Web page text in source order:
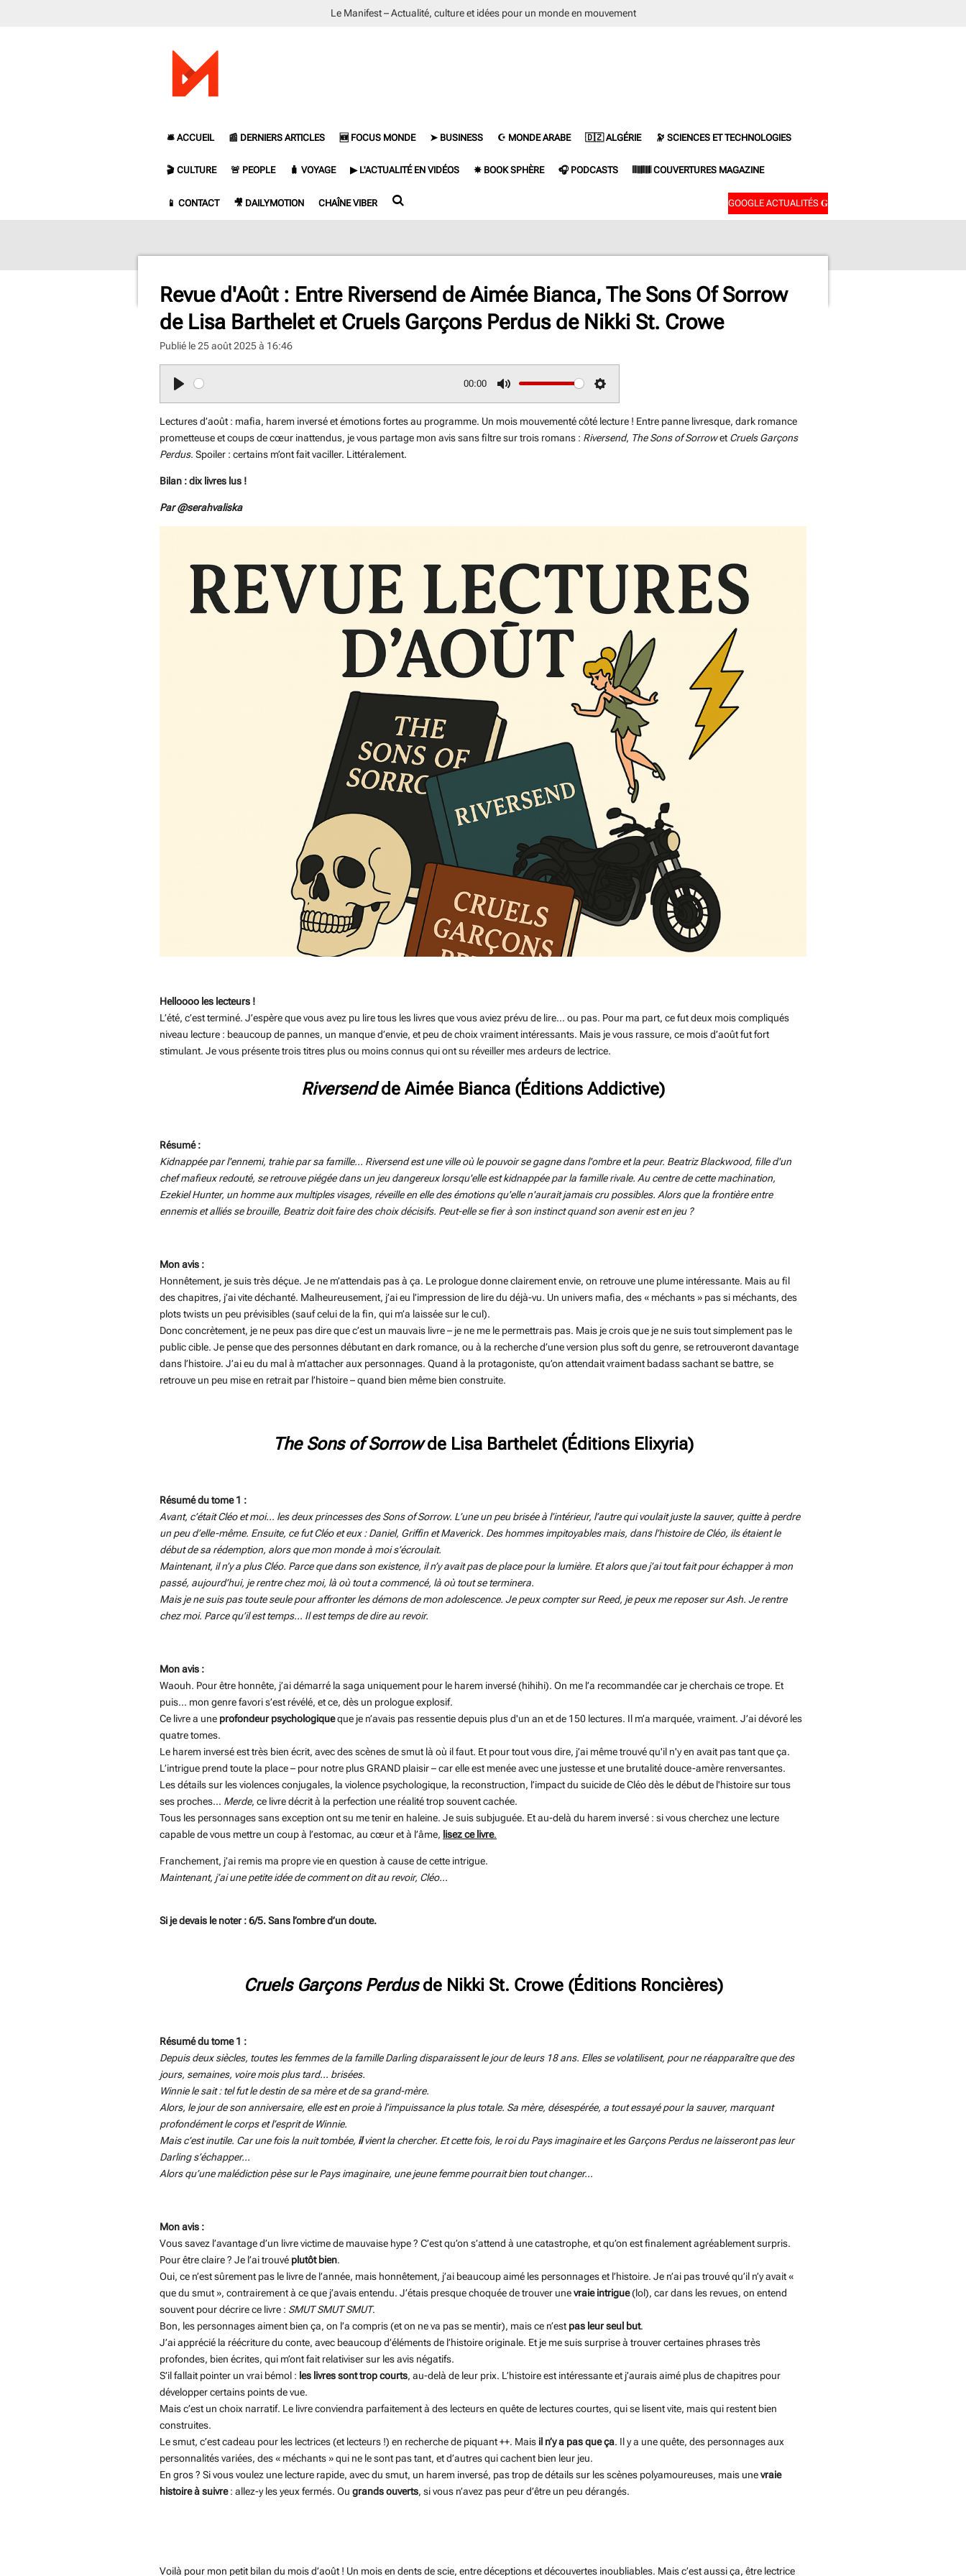
Le Manifest – Actualité, culture et idées pour un monde en mouvement
🛎️ ACCUEIL 📰 DERNIERS ARTICLES 🆕 FOCUS MONDE ➤ BUSINESS ☪ MONDE ARABE 🇩🇿 ALGÉRIE 🔭 SCIENCES ET TECHNOLOGIES
🎬 CULTURE 🚨 PEOPLE 🧳 VOYAGE ▶ L'ACTUALITÉ EN VIDÉOS ✵ BOOK SPHÈRE 🎧 PODCASTS 𝄃𝄃𝄂𝄂𝄀𝄁𝄃𝄂𝄂𝄃 COUVERTURES MAGAZINE
📱 CONTACT 🎥 DAILYMOTION CHAÎNE VIBER GOOGLE ACTUALITÉS 𝐆
Revue d'Août : Entre Riversend de Aimée Bianca, The Sons Of Sorrow
de Lisa Barthelet et Cruels Garçons Perdus de Nikki St. Crowe
Publié le 25 août 2025 à 16:46
y
00:00
e
Lectures d’août : mafia, harem inversé et émotions fortes au programme. Un mois mouvementé côté lecture ! Entre panne livresque, dark romance
prometteuse et coups de cœur inattendus, je vous partage mon avis sans filtre sur trois romans : Riversend, The Sons of Sorrowet Cruels Garçons
Perdus. Spoiler : certains m’ont fait vaciller. Littéralement.
Bilan : dix livres lus !
Par @serahvaliska
Helloooo les lecteurs !
L’été, c’est terminé. J’espère que vous avez pu lire tous les livres que vous aviez prévu de lire… ou pas. Pour ma part, ce fut deux mois compliqués
niveau lecture : beaucoup de pannes, un manque d’envie, et peu de choix vraiment intéressants. Mais je vous rassure, ce mois d’août fut fort
stimulant. Je vous présente trois titres plus ou moins connus qui ont su réveiller mes ardeurs de lectrice.
Riversendde Aimée Bianca (Éditions Addictive)
Résumé :
Kidnappée par l'ennemi, trahie par sa famille... Riversend est une ville où le pouvoir se gagne dans l'ombre et la peur. Beatriz Blackwood, fille d'un
chef mafieux redouté, se retrouve piégée dans un jeu dangereux lorsqu'elle est kidnappée par la famille rivale. Au centre de cette machination,
Ezekiel Hunter, un homme aux multiples visages, réveille en elle des émotions qu'elle n'aurait jamais cru possibles. Alors que la frontière entre
ennemis et alliés se brouille, Beatriz doit faire des choix décisifs. Peut-elle se fier à son instinct quand son avenir est en jeu ?
Mon avis :
Honnêtement, je suis très déçue. Je ne m’attendais pas à ça. Le prologue donne clairement envie, on retrouve une plume intéressante. Mais au fil
des chapitres, j’ai vite déchanté. Malheureusement, j’ai eu l’impression de lire du déjà-vu. Un univers mafia, des « méchants » pas si méchants, des
plots twists un peu prévisibles (sauf celui de la fin, qui m’a laissée sur le cul).
Donc concrètement, je ne peux pas dire que c’est un mauvais livre – je ne me le permettrais pas. Mais je crois que je ne suis tout simplement pas le
public cible. Je pense que des personnes débutant en dark romance, ou à la recherche d’une version plus soft du genre, se retrouveront davantage
dans l’histoire. J’ai eu du mal à m’attacher aux personnages. Quand à la protagoniste, qu’on attendait vraiment badass sachant se battre, se
retrouve un peu mise en retrait par l’histoire – quand bien même bien construite.
The Sons of Sorrowde Lisa Barthelet (Éditions Elixyria)
Résumé du tome 1 :
Avant, c’était Cléo et moi… les deux princesses des Sons of Sorrow. L’une un peu brisée à l’intérieur, l’autre qui voulait juste la sauver, quitte à perdre
un peu d’elle-même. Ensuite, ce fut Cléo et eux : Daniel, Griffin et Maverick. Des hommes impitoyables mais, dans l’histoire de Cléo, ils étaient le
début de sa rédemption, alors que mon monde à moi s’écroulait.
Maintenant, il n’y a plus Cléo. Parce que dans son existence, il n’y avait pas de place pour la lumière. Et alors que j’ai tout fait pour échapper à mon
passé, aujourd’hui, je rentre chez moi, là où tout a commencé, là où tout se terminera.
Mais je ne suis pas toute seule pour affronter les démons de mon adolescence. Je peux compter sur Reed, je peux me reposer sur Ash. Je rentre
chez moi. Parce qu’il est temps… Il est temps de dire au revoir.
Mon avis :
Waouh. Pour être honnête, j’ai démarré la saga uniquement pour le harem inversé (hihihi). On me l’a recommandée car je cherchais ce trope. Et
puis… mon genre favori s’est révélé, et ce, dès un prologue explosif.
Ce livre a une profondeur psychologiqueque je n’avais pas ressentie depuis plus d'un an et de 150 lectures. Il m’a marquée, vraiment. J’ai dévoré les
quatre tomes.
Le harem inversé est très bien écrit, avec des scènes de smut là où il faut. Et pour tout vous dire, j’ai même trouvé qu'il n'y en avait pas tant que ça.
L’intrigue prend toute la place – pour notre plus GRAND plaisir – car elle est menée avec une justesse et une brutalité douce-amère renversantes.
Les détails sur les violences conjugales, la violence psychologique, la reconstruction, l’impact du suicide de Cléo dès le début de l'histoire sur tous
ses proches… Merde, ce livre décrit à la perfection une réalité trop souvent cachée.
Tous les personnages sans exception ont su me tenir en haleine. Je suis subjuguée. Et au-delà du harem inversé : si vous cherchez une lecture
capable de vous mettre un coup à l’estomac, au cœur et à l’âme, lisez ce livre.
Franchement, j’ai remis ma propre vie en question à cause de cette intrigue.
Maintenant, j’ai une petite idée de comment on dit au revoir, Cléo…
Si je devais le noter : 6/5. Sans l’ombre d’un doute.
Cruels Garçons Perdusde Nikki St. Crowe (Éditions Roncières)
Résumé du tome 1 :
Depuis deux siècles, toutes les femmes de la famille Darling disparaissent le jour de leurs 18 ans. Elles se volatilisent, pour ne réapparaître que des
jours, semaines, voire mois plus tard… brisées.
Winnie le sait : tel fut le destin de sa mère et de sa grand-mère.
Alors, le jour de son anniversaire, elle est en proie à l’impuissance la plus totale. Sa mère, désespérée, a tout essayé pour la sauver, marquant
profondément le corps et l’esprit de Winnie.
Mais c’est inutile. Car une fois la nuit tombée, ilvient la chercher. Et cette fois, le roi du Pays imaginaire et les Garçons Perdus ne laisseront pas leur
Darling s’échapper...
Alors qu’une malédiction pèse sur le Pays imaginaire, une jeune femme pourrait bien tout changer…
Mon avis :
Vous savez l’avantage d’un livre victime de mauvaise hype ? C’est qu’on s’attend à une catastrophe, et qu’on est finalement agréablement surpris.
Pour être claire ? Je l’ai trouvé plutôt bien.
Oui, ce n’est sûrement pas le livre de l’année, mais honnêtement, j’ai beaucoup aimé les personnages et l’histoire. Je n’ai pas trouvé qu’il n’y avait «
que du smut », contrairement à ce que j’avais entendu. J’étais presque choquée de trouver unevraie intrigue(lol), car dans les revues, on entend
souvent pour décrire ce livre : SMUT SMUT SMUT.
Bon, les personnages aiment bien ça, on l’a compris (et on ne va pas se mentir), mais ce n’est pas leur seul but.
J’ai apprécié la réécriture du conte, avec beaucoup d’éléments de l’histoire originale. Et je me suis surprise à trouver certaines phrases très
profondes, bien écrites, qui m’ont fait relativiser sur les avis négatifs.
S’il fallait pointer un vrai bémol : les livres sont trop courts, au-delà de leur prix. L’histoire est intéressante et j’aurais aimé plus de chapitres pour
développer certains points de vue.
Mais c’est un choix narratif. Le livre conviendra parfaitement à des lecteurs en quête de lectures courtes, qui se lisent vite, mais qui restent bien
construites.
Le smut, c’est cadeau pour les lectrices (et lecteurs !) en recherche de piquant ++. Mais il n’y a pas que ça. Il y a une quête, des personnages aux
personnalités variées, des « méchants » qui ne le sont pas tant, et d’autres qui cachent bien leur jeu.
En gros ? Si vous voulez une lecture rapide, avec du smut, un harem inversé, pas trop de détails sur les scènes polyamoureuses, mais unevraie
histoire à suivre: allez-y les yeux fermés. Ou grands ouverts, si vous n’avez pas peur d’être un peu dérangés.
Voilà pour mon petit bilan du mois d’août ! Un mois en dents de scie, entre déceptions et découvertes inoubliables. Mais c’est aussi ça, être lectrice